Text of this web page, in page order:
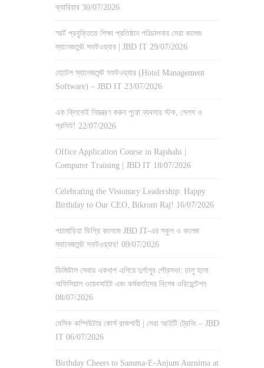
ক্যারিয়ার 30/07/2026
স্মার্ট প্রযুক্তিতে শিক্ষা প্রতিষ্ঠান পরিচালনায় সেরা কলেজ
ম্যানেজমেন্ট সফটওয়্যার | JBD IT 29/07/2026
হোটেল ম্যানেজমেন্ট সফটওয়্যার (Hotel Management
Software) – JBD IT 23/07/2026
এক ক্লিকেই নিয়ন্ত্রণ করুন পুরো ব্যবসার স্টক, সেলস ও
প্রফিট! 22/07/2026
Office Application Course in Rajshahi |
Computer Training | JBD IT 18/07/2026
Celebrating the Visionary Leadership: Happy
Birthday to Our CEO, Bikrom Raj! 16/07/2026
পচামাড়িয়া ডিগ্রি কলেজে JBD IT-এর স্কুল ও কলেজ
ম্যানেজমেন্ট সফটওয়্যার! 09/07/2026
ডিজিটাল সেবায় একধাপ এগিয়ে দুর্গাপুর পৌরসভা: চালু হলো
অফিসিয়াল ওয়েবসাইট এবং কর্মকর্তাদের বিশেষ ওরিয়েন্টেশন
08/07/2026
বেসিক কম্পিউটার কোর্স রাজশাহী | সেরা আইটি ট্রেনিং – JBD
IT 06/07/2026
Birthday Cheers to Samma-E-Anjum Aurnima at